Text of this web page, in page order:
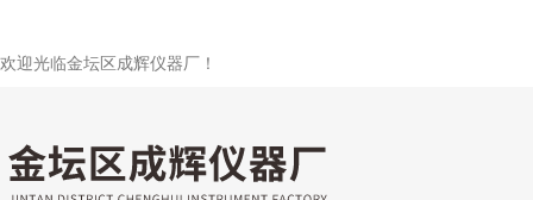
欢迎光临金坛区成辉仪器厂！